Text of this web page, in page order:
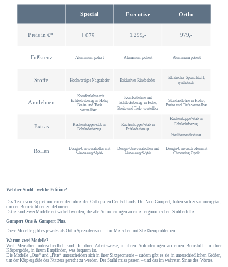
Welcher Stuhl - welche Edition?
Das Team von Ergoist und einer der führenden Orthopäden Deutschlands, Dr. Nico Gumpert, haben sich zusammengetan,
um den Bürostuhl neu zu definieren.
Dabei sind zwei Modelle entwickelt worden, die alle Anforderungen an einen ergonomischen Stuhl erfüllen:
Gumpert One & Gumpert Plus.
Diese Modelle gibt es jeweils als Ortho Spezialversion – für Menschen mit Steißbeinproblemen.
Warum zwei Modelle?
Weil Menschen unterschiedlich sind. In ihrer Arbeitsweise, in ihren Anforderungen an einen Bürostuhl. In ihrer
Körpergröße, in ihrem Empfinden, was bequem ist.
Die Modelle „One“ und „Plus“ unterscheiden sich in ihrer Sitzgeometrie – zudem gibt es sie in unterschiedlichen Größen,
um der Körpergröße des Nutzers gerecht zu werden. Der Stuhl muss passen – und das im wahrsten Sinne des Wortes.
Special Executive Ortho
Preis in €* 1.079,- 1.299,- 979,-
Fußkreuz Aluminium poliert Aluminium poliert Aluminium poliert
Stoffe Hochwertiges Nappaleder Exklusives Rinderleder
Elastischer Spezialstoff,
synthetisch
Armlehnen
Komfortlehne mit
Echtlederbezug in Höhe,
Breite und Tiefe
verstellbar
Komfortlehne mit
Echtlederbezug in Höhe,
Breite und Tiefe verstellbar
Standardlehne in Höhe,
Breite und Tiefe verstellbar
Extras Rückenkappe/-stab in
Echtlederbezug
Rückenkappe/-stab in
Echtlederbezug
Rückenkappe/-stab in
Echtlederbezug
Steißbeinentlastung
Rollen
Design-Universalrollen mit
Chromring-Optik
Design-Universalrollen mit
Chromring-Optik
Design-Universalrollen mit
Chromring-Optik